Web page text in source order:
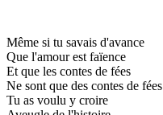
Même si tu savais d'avance
Que l'amour est faïence
Et que les contes de fées
Ne sont que des contes de fées
Tu as voulu y croire